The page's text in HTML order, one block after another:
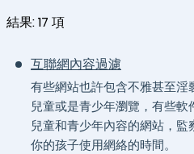
結果:17 項
互聯網內容過濾
有些網站也許包含不雅甚至
兒童或是青少年瀏覽，有些
兒童和青少年內容的網站，
你的孩子使用網絡的時間。